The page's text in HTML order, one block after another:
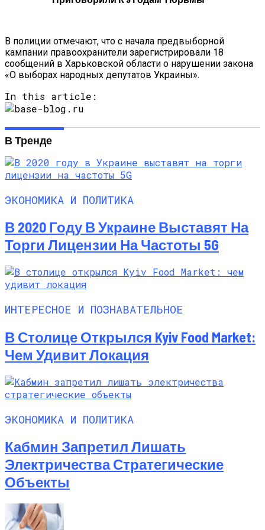
На Выходных
В полиции отмечают, что с начала предвыборной
кампании правоохранители зарегистрировали 18
сообщений в Харьковской области о нарушении закона
«О выборах народных депутатов Украины».
In this article:
В Тренде
ЭКОНОМИКА И ПОЛИТИКА
В 2020 Году В Украине Выставят На
Торги Лицензии На Частоты 5G
ИНТЕРЕСНОЕ И ПОЗНАВАТЕЛЬНОЕ
В Столице Открылся Kyiv Food Market:
Чем Удивит Локация
ЭКОНОМИКА И ПОЛИТИКА
Кабмин Запретил Лишать
Электричества Стратегические
Объекты